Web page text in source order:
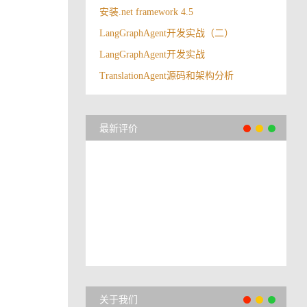
安装.net framework 4.5
LangGraphAgent开发实战（二）
LangGraphAgent开发实战
TranslationAgent源码和架构分析
最新评价
关于我们